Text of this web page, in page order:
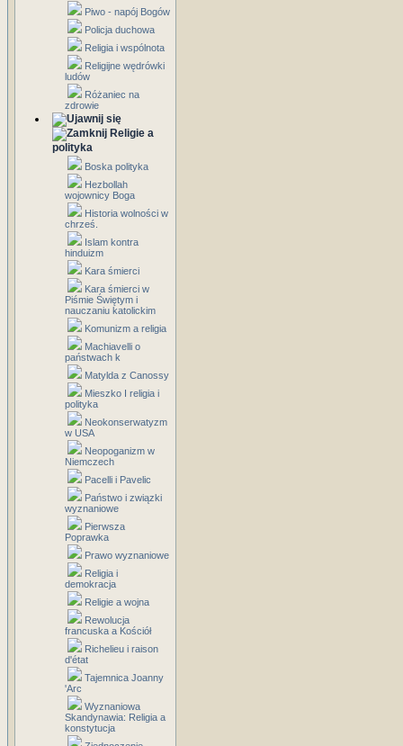
Piwo - napój Bogów
Policja duchowa
Religia i wspólnota
Religijne wędrówki
ludów
Różaniec na
zdrowie
Religie a
polityka
Boska polityka
Hezbollah
wojownicy Boga
Historia wolności w
chrześ.
Islam kontra
hinduizm
Kara śmierci
Kara śmierci w
Piśmie Świętym i
nauczaniu katolickim
Komunizm a religia
Machiavelli o
państwach k
Matylda z Canossy
Mieszko I religia i
polityka
Neokonserwatyzm
w USA
Neopoganizm w
Niemczech
Pacelli i Pavelic
Państwo i związki
wyznaniowe
Pierwsza
Poprawka
Prawo wyznaniowe
Religia i
demokracja
Religie a wojna
Rewolucja
francuska a Kościół
Richelieu i raison
d'état
Tajemnica Joanny
'Arc
Wyznaniowa
Skandynawia: Religia a
konstytucja